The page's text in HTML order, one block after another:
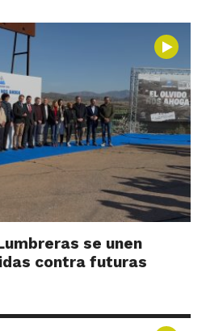
se unen
contra futuras